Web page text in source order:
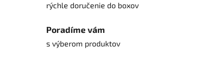
rýchle doručenie do boxov
Poradíme vám
s výberom produktov